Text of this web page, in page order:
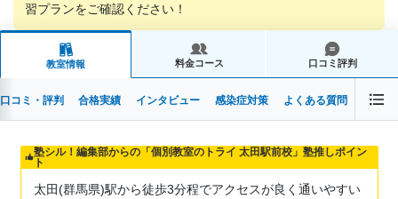
習プランをご確認ください！
教室情報 料金コース 口コミ評判
口コミ・評判 合格実績 インタビュー 感染症対策 よくある質問
塾シル！編集部からの「個別教室のトライ 太田駅前校」塾推しポイン
ト
太田(群馬県)駅から徒歩3分程でアクセスが良く通いやすい